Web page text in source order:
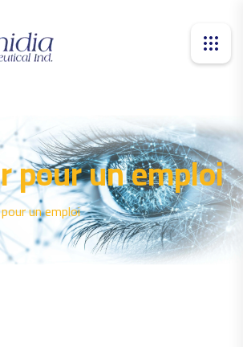
pour un emploi
un emploi